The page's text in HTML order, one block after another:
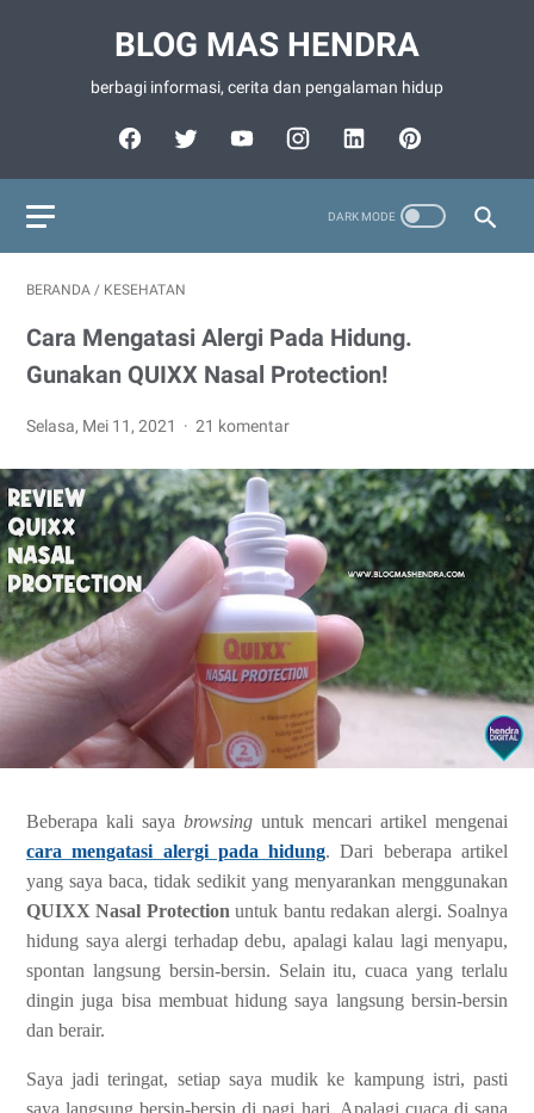
BLOG MAS HENDRA
berbagi informasi, cerita dan pengalaman hidup
BERANDA / KESEHATAN
Cara Mengatasi Alergi Pada Hidung.
Gunakan QUIXX Nasal Protection!
Selasa, Mei 11, 2021 21 komentar
Beberapa kali saya browsing untuk mencari artikel mengenai
cara mengatasi alergi pada hidung. Dari beberapa artikel
yang saya baca, tidak sedikit yang menyarankan menggunakan
QUIXX Nasal Protection untuk bantu redakan alergi. Soalnya
hidung saya alergi terhadap debu, apalagi kalau lagi menyapu,
spontan langsung bersin-bersin. Selain itu, cuaca yang terlalu
dingin juga bisa membuat hidung saya langsung bersin-bersin
dan berair.
Saya jadi teringat, setiap saya mudik ke kampung istri, pasti